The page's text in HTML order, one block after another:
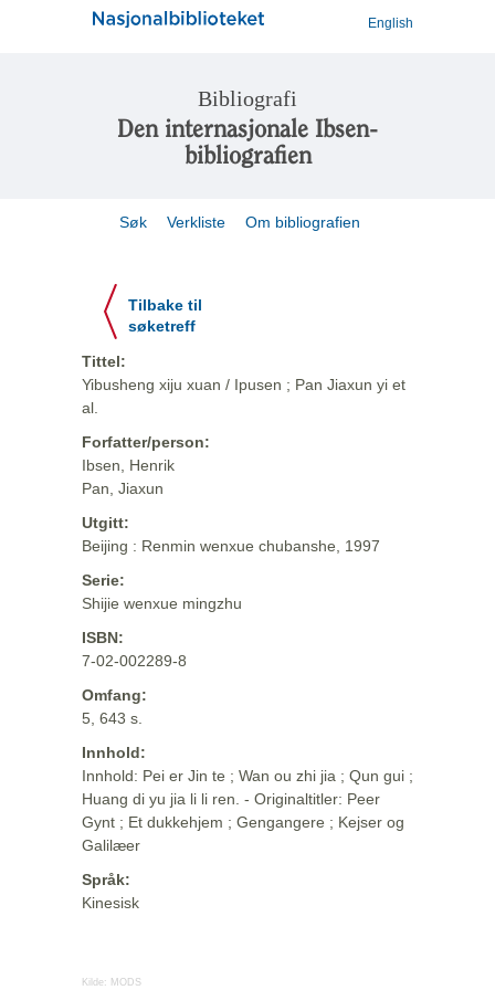
English
Bibliografi
Den internasjonale Ibsen-
bibliografien
Søk Verkliste Om bibliografien
Tilbake til
søketreff
Tittel:
Yibusheng xiju xuan / Ipusen ; Pan Jiaxun yi et
al.
Forfatter/person:
Ibsen, Henrik
Pan, Jiaxun
Utgitt:
Beijing : Renmin wenxue chubanshe, 1997
Serie:
Shijie wenxue mingzhu
ISBN:
7-02-002289-8
Omfang:
5, 643 s.
Innhold:
Innhold: Pei er Jin te ; Wan ou zhi jia ; Qun gui ;
Huang di yu jia li li ren. - Originaltitler: Peer
Gynt ; Et dukkehjem ; Gengangere ; Kejser og
Galilæer
Språk:
Kinesisk
Kilde: MODS